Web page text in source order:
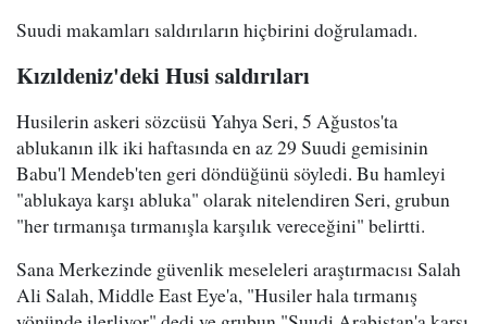
Suudi makamları saldırıların hiçbirini doğrulamadı.
Kızıldeniz'deki Husi saldırıları
Husilerin askeri sözcüsü Yahya Seri, 5 Ağustos'ta
ablukanın ilk iki haftasında en az 29 Suudi gemisinin
Babu'l Mendeb'ten geri döndüğünü söyledi. Bu hamleyi
"ablukaya karşı abluka" olarak nitelendiren Seri, grubun
"her tırmanışa tırmanışla karşılık vereceğini" belirtti.
Sana Merkezinde güvenlik meseleleri araştırmacısı Salah
Ali Salah, Middle East Eye'a, "Husiler hala tırmanış